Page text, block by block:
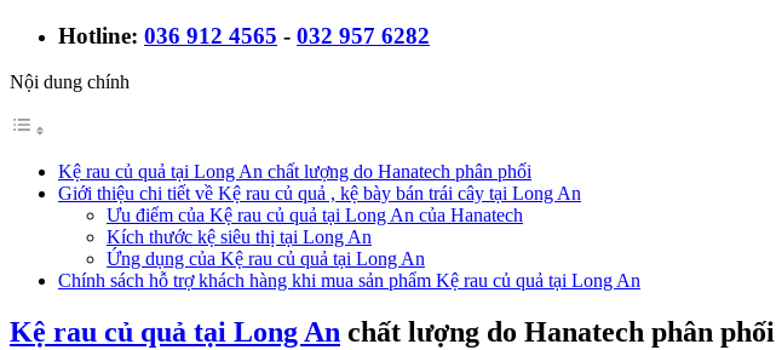
Hotline: 036 912 4565 - 032 957 6282
Nội dung chính
Kệ rau củ quả tại Long An chất lượng do Hanatech phân phối
Giới thiệu chi tiết về Kệ rau củ quả , kệ bày bán trái cây tại Long An
Ưu điểm của Kệ rau củ quả tại Long An của Hanatech
Kích thước kệ siêu thị tại Long An
Ứng dụng của Kệ rau củ quả tại Long An
Chính sách hỗ trợ khách hàng khi mua sản phẩm Kệ rau củ quả tại Long An
Kệ rau củ quả tại Long An chất lượng do Hanatech phân phối